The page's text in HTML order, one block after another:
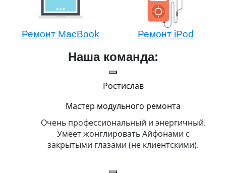
Ремонт MacBook Ремонт iPod
Наша команда:
Ростислав
Мастер модульного ремонта
Очень профессиональный и энергичный.
Умеет жонглировать Айфонами с
закрытыми глазами (не клиентскими).